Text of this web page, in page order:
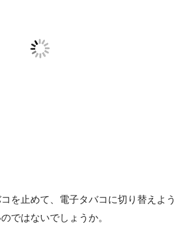
を止めて、電子タバコに切り替えよう
ではないでしょうか。